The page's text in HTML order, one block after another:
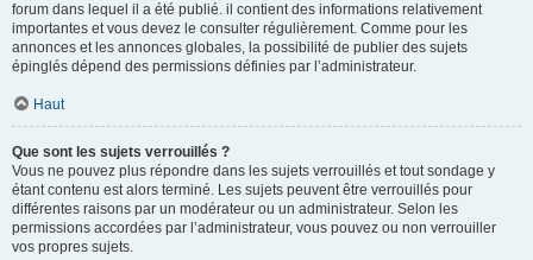
forum dans lequel il a été publié. il contient des informations relativement
importantes et vous devez le consulter régulièrement. Comme pour les
annonces et les annonces globales, la possibilité de publier des sujets
épinglés dépend des permissions définies par l’administrateur.
Haut
Que sont les sujets verrouillés ?
Vous ne pouvez plus répondre dans les sujets verrouillés et tout sondage y
étant contenu est alors terminé. Les sujets peuvent être verrouillés pour
différentes raisons par un modérateur ou un administrateur. Selon les
permissions accordées par l’administrateur, vous pouvez ou non verrouiller
vos propres sujets.